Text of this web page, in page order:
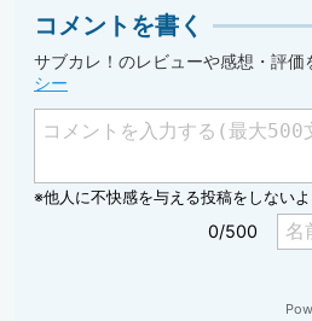
コメントを書く
サブカレ！のレビューや感想・評価
シー